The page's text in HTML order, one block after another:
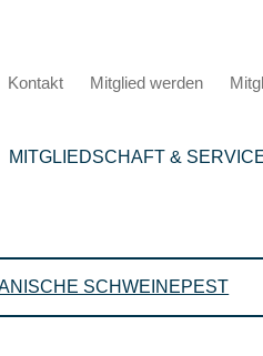
Kontakt Mitglied werden
MITGLIEDSCHAFT &
SCHWEINEPEST